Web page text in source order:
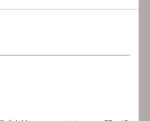
ューサーを務めた佐渡岳利さ